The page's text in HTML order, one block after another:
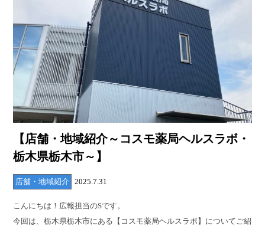
【店舗・地域紹介～コスモ薬局ヘルスラボ・
栃木県栃木市～】
店舗・地域紹介 2025.7.31
こんにちは！広報担当のSです。
今回は、栃木県栃木市にある【コスモ薬局ヘルスラボ】についてご紹